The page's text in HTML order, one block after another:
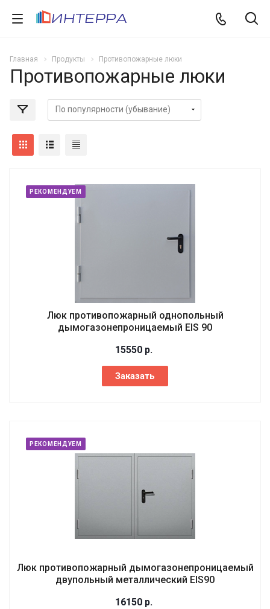
Главная Продукты Противопожарные люки
Противопожарные люки
РЕКОМЕНДУЕМ
Люк противопожарный однопольный
дымогазонепроницаемый EIS 90
15550 р.
Заказать
РЕКОМЕНДУЕМ
Люк противопожарный дымогазонепроницаемый
двупольный металлический EIS90
16150 р.